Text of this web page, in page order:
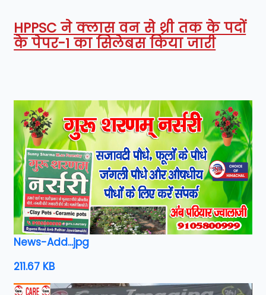
HPPSC ने क्लास वन से थ्री तक के पदों
के पेपर-1 का सिलेबस किया जारी
News-Add...jpg
211.67 KB